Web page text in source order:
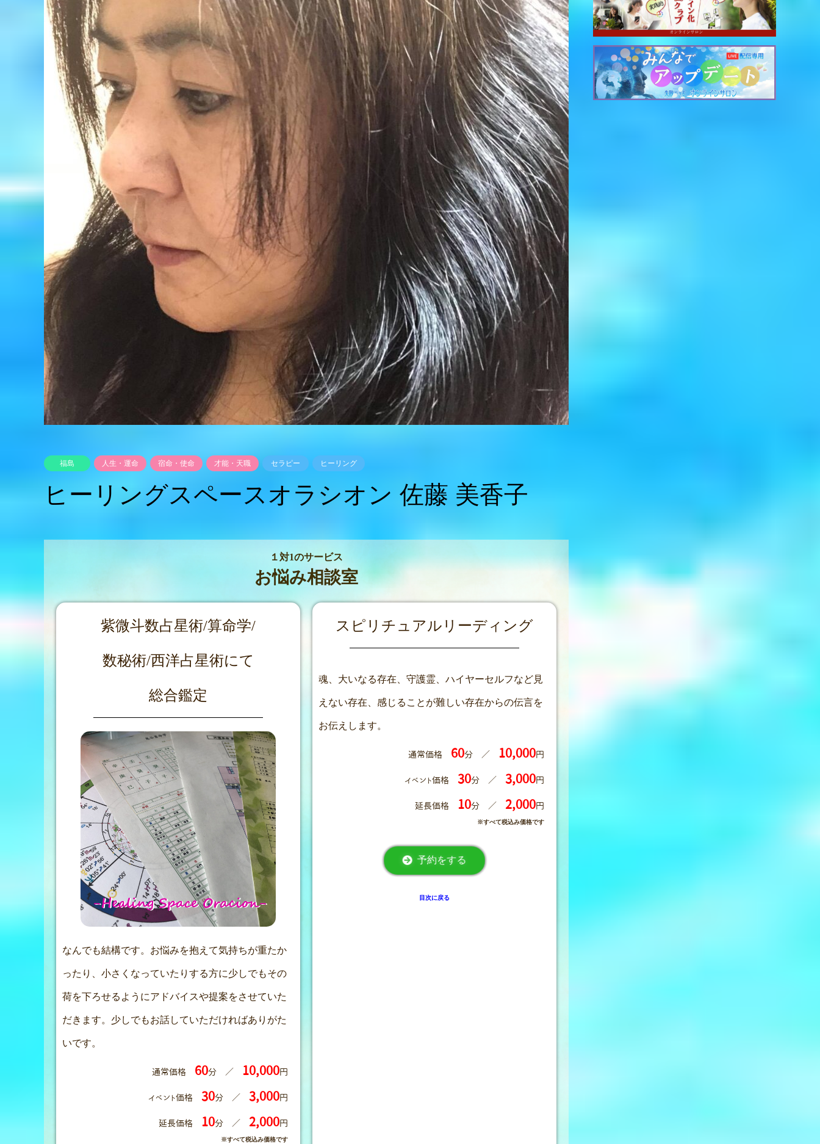
福島 人生・運命 宿命・使命 才能・天職 セラピー ヒーリング
ヒーリングスペースオラシオン 佐藤 美香子
１対1のサービス
お悩み相談室
紫微斗数占星術/算命学/
数秘術/西洋占星術にて
総合鑑定
なんでも結構です。お悩みを抱えて気持ちが重たか
ったり、小さ くなっていたりする方に少しでもその
荷を下ろせるようにアドバイ スや提案をさせていた
だきます。少しでもお話していただければあ りがた
いです。
通常価格 60分 ／ 10,000円
イベント価格 30分 ／ 3,000円
延長価格 10分 ／ 2,000円
※すべて税込み価格です
スピリチュアルリーディング
魂、大いなる存在、守護霊、ハイヤーセルフなど見
えない存在、 感じることが難しい存在からの伝言を
お伝えします。
通常価格 60分 ／ 10,000円
イベント価格 30分 ／ 3,000円
延長価格 10分 ／ 2,000円
※すべて税込み価格です
予約をする
目次に戻る